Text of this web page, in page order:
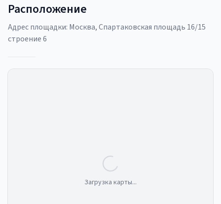
Расположение
Адрес площадки: Москва, Спартаковская площадь 16/15
строение 6
Загрузка карты...